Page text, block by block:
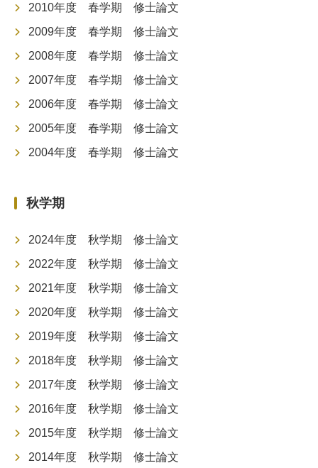
2010年度 春学期 修士論文
2009年度 春学期 修士論文
2008年度 春学期 修士論文
2007年度 春学期 修士論文
2006年度 春学期 修士論文
2005年度 春学期 修士論文
2004年度 春学期 修士論文
秋学期
2024年度 秋学期 修士論文
2022年度 秋学期 修士論文
2021年度 秋学期 修士論文
2020年度 秋学期 修士論文
2019年度 秋学期 修士論文
2018年度 秋学期 修士論文
2017年度 秋学期 修士論文
2016年度 秋学期 修士論文
2015年度 秋学期 修士論文
2014年度 秋学期 修士論文